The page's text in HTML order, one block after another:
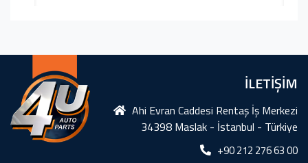
İLETİŞİM
Ahi Evran Caddesi Rentaş İş Merkezi
34398 Maslak - İstanbul - Türkiye
+90 212 276 63 00